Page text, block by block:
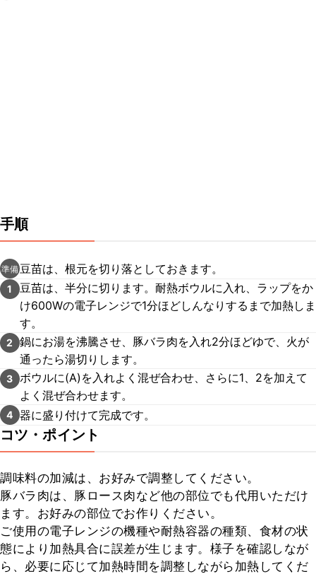
手順
準備 豆苗は、根元を切り落としておきます。
1
豆苗は、半分に切ります。耐熱ボウルに入れ、ラップをか
け600Wの電子レンジで1分ほどしんなりするまで加熱しま
す。
2
鍋にお湯を沸騰させ、豚バラ肉を入れ2分ほどゆで、火が
通ったら湯切りします。
3 ボウルに(A)を入れよく混ぜ合わせ、さらに1、2を加えて
よく混ぜ合わせます。
4 器に盛り付けて完成です。
コツ・ポイント
調味料の加減は、お好みで調整してください。
豚バラ肉は、豚ロース肉など他の部位でも代用いただけ
ます。お好みの部位でお作りください。
ご使用の電子レンジの機種や耐熱容器の種類、食材の状
態により加熱具合に誤差が生じます。様子を確認しなが
ら、必要に応じて加熱時間を調整しながら加熱してくだ